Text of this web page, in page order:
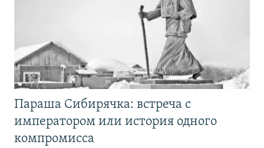
Параша Сибирячка: встреча с
императором или история одного
компромисса